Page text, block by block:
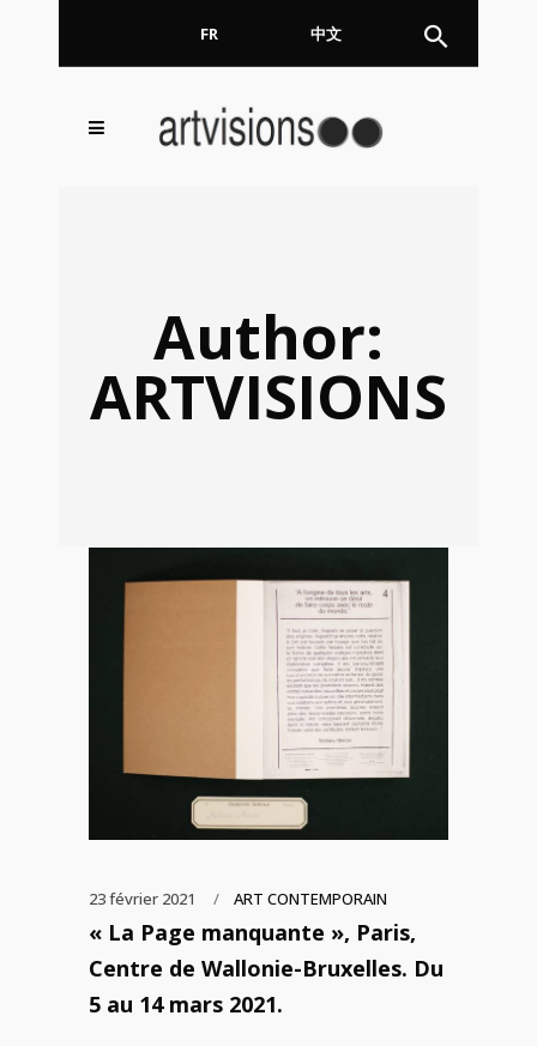
FR 中文
Author:
ARTVISIONS
23 février 2021 ART CONTEMPORAIN
« La Page manquante », Paris,
Centre de Wallonie-Bruxelles. Du
5 au 14 mars 2021.
Inscrivez-vous à notre
En continuant, vous acceptez de nous communiquer
votre adresse email pour l’envoi de la Newsletter. En
aucun cas elle ne sera transmise à un tiers.